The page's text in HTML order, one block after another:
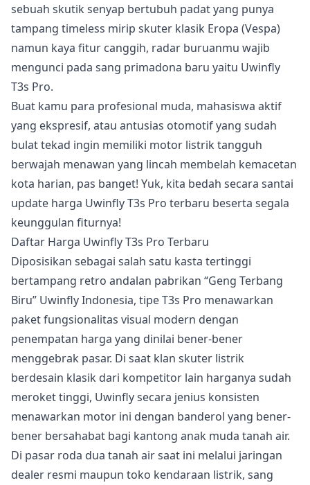
sebuah skutik senyap bertubuh padat yang punya
tampang timeless mirip skuter klasik Eropa (Vespa)
namun kaya fitur canggih, radar buruanmu wajib
mengunci pada sang primadona baru yaitu Uwinfly
T3s Pro.
Buat kamu para profesional muda, mahasiswa aktif
yang ekspresif, atau antusias otomotif yang sudah
bulat tekad ingin memiliki motor listrik tangguh
berwajah menawan yang lincah membelah kemacetan
kota harian, pas banget! Yuk, kita bedah secara santai
update harga Uwinfly T3s Pro terbaru beserta segala
keunggulan fiturnya!
Daftar Harga Uwinfly T3s Pro Terbaru
Diposisikan sebagai salah satu kasta tertinggi
bertampang retro andalan pabrikan “Geng Terbang
Biru” Uwinfly Indonesia, tipe T3s Pro menawarkan
paket fungsionalitas visual modern dengan
penempatan harga yang dinilai bener-bener
menggebrak pasar. Di saat klan skuter listrik
berdesain klasik dari kompetitor lain harganya sudah
meroket tinggi, Uwinfly secara jenius konsisten
menawarkan motor ini dengan banderol yang bener-
bener bersahabat bagi kantong anak muda tanah air.
Di pasar roda dua tanah air saat ini melalui jaringan
dealer resmi maupun toko kendaraan listrik, sang